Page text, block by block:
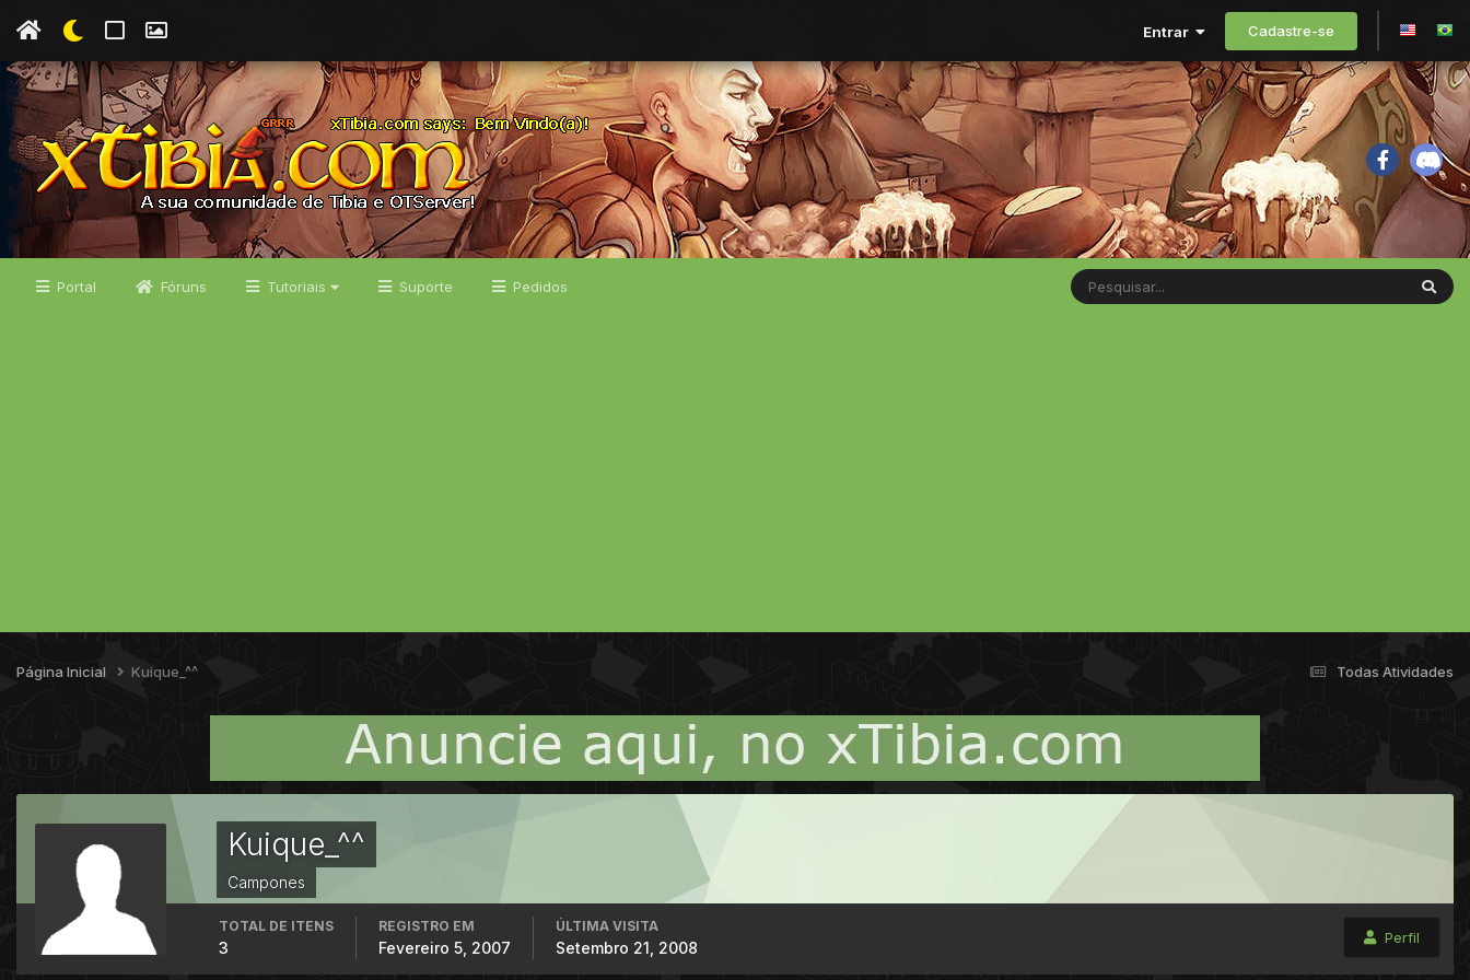
Entrar Cadastre-se
Portal Fóruns Tutoriais Suporte Pedidos
Todas Atividades
Página Inicial Kuique_^^
Kuique_^^
Campones
Perfil
TOTAL DE ITENS
3
REGISTRO EM
Fevereiro 5, 2007
ÚLTIMA VISITA
Setembro 21, 2008